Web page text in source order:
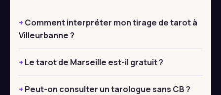
Comment interpréter mon tirage de tarot à
Villeurbanne ?
Le tarot de Marseille est-il gratuit ?
Peut-on consulter un tarologue sans CB ?